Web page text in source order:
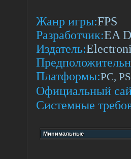
Жанр игры:FPS
Разработчик:EA
Издатель:
Платформы:PC,
Официальный
Системные